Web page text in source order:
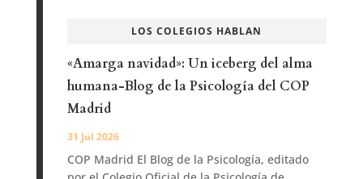
LOS COLEGIOS HABLAN
«Amarga navidad»: Un iceberg del alma
humana-Blog de la Psicología del COP
Madrid
31 Jul 2026
COP Madrid El Blog de la Psicología, editado